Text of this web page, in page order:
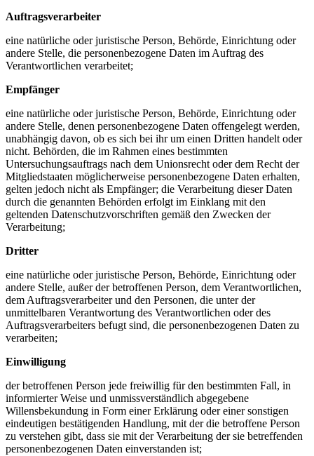
Auftragsverarbeiter
eine natürliche oder juristische Person, Behörde, Einrichtung oder
andere Stelle, die personenbezogene Daten im Auftrag des
Verantwortlichen verarbeitet;
Empfänger
eine natürliche oder juristische Person, Behörde, Einrichtung oder
andere Stelle, denen personenbezogene Daten offengelegt werden,
unabhängig davon, ob es sich bei ihr um einen Dritten handelt oder
nicht. Behörden, die im Rahmen eines bestimmten
Untersuchungsauftrags nach dem Unionsrecht oder dem Recht der
Mitgliedstaaten möglicherweise personenbezogene Daten erhalten,
gelten jedoch nicht als Empfänger; die Verarbeitung dieser Daten
durch die genannten Behörden erfolgt im Einklang mit den
geltenden Datenschutzvorschriften gemäß den Zwecken der
Verarbeitung;
Dritter
eine natürliche oder juristische Person, Behörde, Einrichtung oder
andere Stelle, außer der betroffenen Person, dem Verantwortlichen,
dem Auftragsverarbeiter und den Personen, die unter der
unmittelbaren Verantwortung des Verantwortlichen oder des
Auftragsverarbeiters befugt sind, die personenbezogenen Daten zu
verarbeiten;
Einwilligung
der betroffenen Person jede freiwillig für den bestimmten Fall, in
informierter Weise und unmissverständlich abgegebene
Willensbekundung in Form einer Erklärung oder einer sonstigen
eindeutigen bestätigenden Handlung, mit der die betroffene Person
zu verstehen gibt, dass sie mit der Verarbeitung der sie betreffenden
personenbezogenen Daten einverstanden ist;